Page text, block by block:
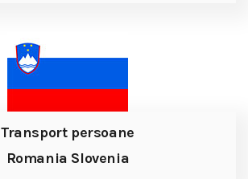
Transport persoane
Romania Slovenia